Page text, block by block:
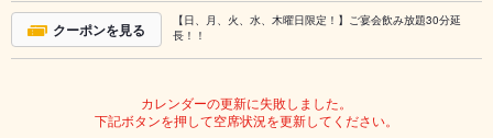
クーポンを見る
【日、月、火、水、木曜日限定！】ご宴会飲み放題30分延
長！！
カレンダーの更新に失敗しました。
下記ボタンを押して空席状況を更新してください。